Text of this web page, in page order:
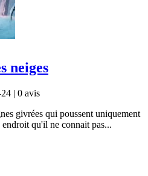
neiges
| 0 avis
givrées qui poussent uniquement
qu'il ne connait pas...